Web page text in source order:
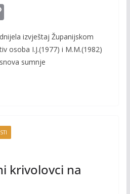
C
p
y
izvještaj Županijskom
osoba I.J.(1977) i M.M.(1982)
sumnje
krivolovci na